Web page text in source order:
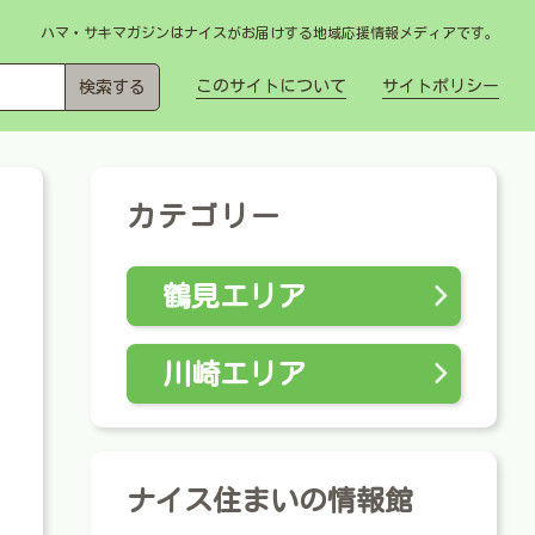
ハマ・サキマガジンはナイスがお届けする地域応援情報メディアです。
このサイトについて サイトポリシー
カテゴリー
鶴見エリア
川崎エリア
ナイス住まいの情報館